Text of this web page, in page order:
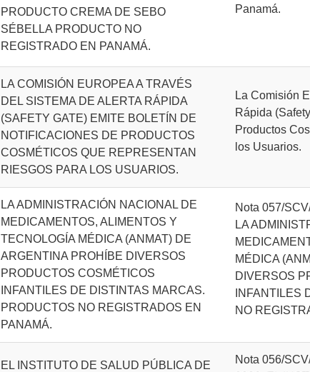
PRODUCTO CREMA DE SEBO
SÉBELLA PRODUCTO NO
REGISTRADO EN PANAMÁ.
Panamá.
LA COMISIÓN EUROPEA A TRAVÉS
DEL SISTEMA DE ALERTA RÁPIDA
(SAFETY GATE) EMITE BOLETÍN DE
NOTIFICACIONES DE PRODUCTOS
COSMÉTICOS QUE REPRESENTAN
RIESGOS PARA LOS USUARIOS.
La Comisión
Rápida
Productos
los Usuarios.
LA ADMINISTRACIÓN NACIONAL DE
MEDICAMENTOS, ALIMENTOS Y
TECNOLOGÍA MÉDICA (ANMAT) DE
ARGENTINA PROHÍBE DIVERSOS
PRODUCTOS COSMÉTICOS
INFANTILES DE DISTINTAS MARCAS.
PRODUCTOS NO REGISTRADOS EN
PANAMÁ.
Nota 057/
LA
MÉDICA
DIVERSOS
INFANTILES
NO
EL INSTITUTO DE SALUD PÚBLICA DE
Nota 056/